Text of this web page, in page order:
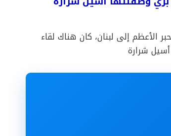
الأعظم إلى لبنان، كان هناك لقاء
أسيل شرارة